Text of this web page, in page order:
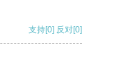
支持[0] 反对[0]